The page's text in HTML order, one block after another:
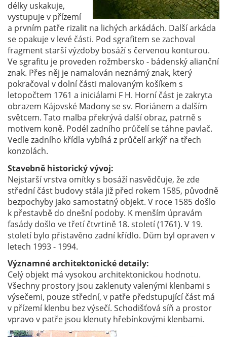
délky uskakuje,
vystupuje v přízemí
a prvním patře rizalit na lichých arkádách. Další arkáda
se opakuje v levé části. Pod sgrafitem se zachoval
fragment starší výzdoby bosáží s červenou konturou.
Ve sgrafitu je proveden rožmbersko - bádenský alianční
znak. Přes něj je namalován neznámý znak, který
pokračoval v dolní části malovaným košíkem s
letopočtem 1761 a iniciálami F H. Horní část je zakryta
obrazem Kájovské Madony se sv. Floriánem a dalším
světcem. Tato malba překrývá další obraz, patrně s
motivem koně. Podél zadního průčelí se táhne pavlač.
Vedle zadního křídla vybíhá z průčelí arkýř na třech
konzolách.
Stavebně historický vývoj:
Nejstarší vrstva omítky s bosáží nasvědčuje, že zde
střední část budovy stála již před rokem 1585, původně
bezpochyby jako samostatný objekt. V roce 1585 došlo
k přestavbě do dnešní podoby. K menším úpravám
fasády došlo ve třetí čtvrtině 18. století (1761). V 19.
století bylo přistavěno zadní křídlo. Dům byl opraven v
letech 1993 - 1994.
Významné architektonické detaily:
Celý objekt má vysokou architektonickou hodnotu.
Všechny prostory jsou zaklenuty valenými klenbami s
výsečemi, pouze střední, v patře předstupující část má
v přízemí klenbu bez výsečí. Schodišťová síň a prostor
vpravo v patře jsou klenuty hřebínkovými klenbami.